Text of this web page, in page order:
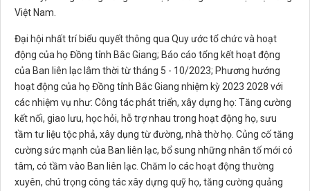
Việt Nam.
Đại hội nhất trí biểu quyết thông qua Quy ước tổ chức và hoạt
động của họ Đồng tỉnh Bắc Giang; Báo cáo tổng kết hoạt động
của Ban liên lạc lâm thời từ tháng 5 - 10/2023; Phương hướng
hoạt động của họ Đồng tỉnh Bắc Giang nhiệm kỳ 2023 2028 với
các nhiệm vụ như: Công tác phát triển, xây dựng họ: Tăng cường
kết nối, giao lưu, học hỏi, hỗ trợ nhau trong hoạt động họ, sưu
tầm tư liệu tộc phả, xây dụng từ đường, nhà thờ họ. Củng cố tăng
cường sức mạnh của Ban liên lạc, bổ sung những nhân tố mới có
tâm, có tầm vào Ban liên lạc. Chăm lo các hoạt động thường
xuyên, chú trọng công tác xây dựng quỹ họ, tăng cường quảng